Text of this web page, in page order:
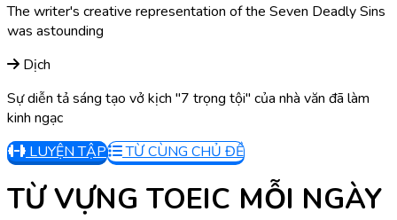
The writer's creative representation of the Seven Deadly Sins
was astounding
Dịch
Sự diễn tả sáng tạo vở kịch "7 trọng tội" của nhà văn đã làm
kinh ngạc
LUYỆN TẬP
TỪ CÙNG CHỦ ĐỀ
TỪ VỰNG TOEIC MỖI NGÀY